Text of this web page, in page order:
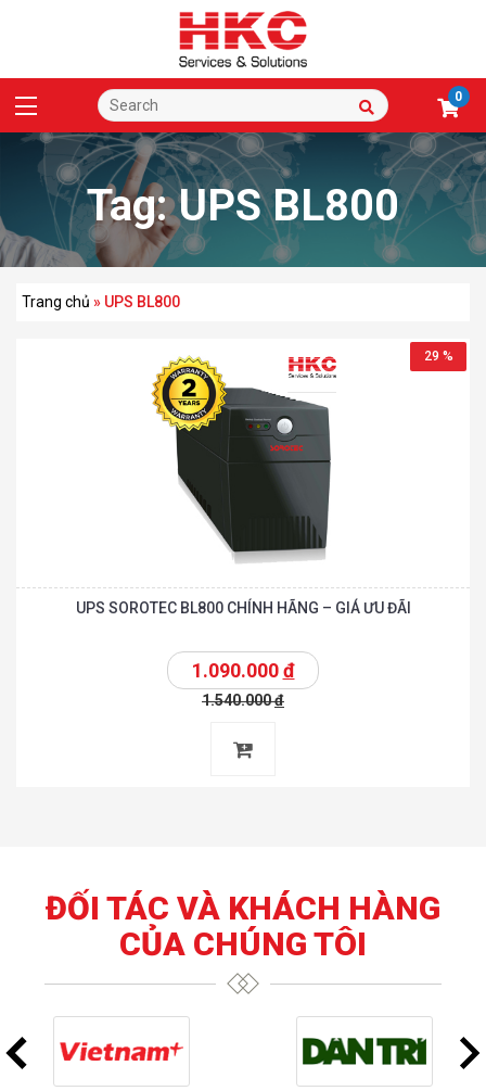
0
Tag:UPS BL800
Trang chủ » UPS BL800
29 %
UPS SOROTEC BL800 CHÍNH HÃNG – GIÁ ƯU ĐÃI
1.090.000đ
1.540.000đ
ĐỐI TÁC VÀ KHÁCH HÀNG
CỦA CHÚNG TÔI